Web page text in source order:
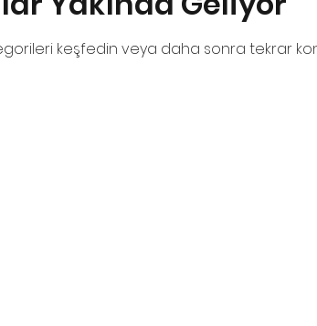
keşfedin veya daha sonra tekrar